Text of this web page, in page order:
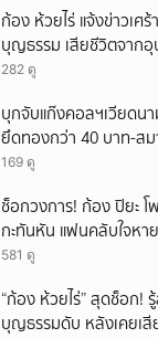
ก้อง ห้วยไร่ แจ้งข่าวเศ
บุญธรรม เสียชีวิตจาก
282 ดู
บุกจับแก๊งคอลฯเวียดนา
ยึดทองกว่า 40 บาท-ส
ร่วมทีมหอบเงิน 1.5 แส
169 ดู
ช็อกวงการ! ก้อง ปิยะ โ
กะทันหัน แฟนคลับใจหาย
581 ดู
“ก้อง ห้วยไร่” สุดช็อก!
บุญธรรมดับ หลังเคยเ